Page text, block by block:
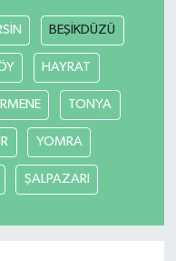
BEŞİKDÜZÜ
HAYRAT
TONYA
YOMRA
ŞALPAZARI